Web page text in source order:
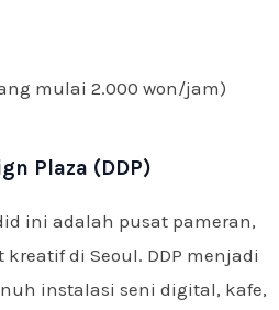
mulai 2.000 won/jam)
Plaza (DDP)
ini adalah pusat pameran,
di Seoul. DDP menjadi
instalasi seni digital, kafe,